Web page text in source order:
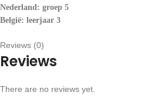
Nederland: groep 5
België: leerjaar 3
Reviews (0)
Reviews
There are no reviews yet.